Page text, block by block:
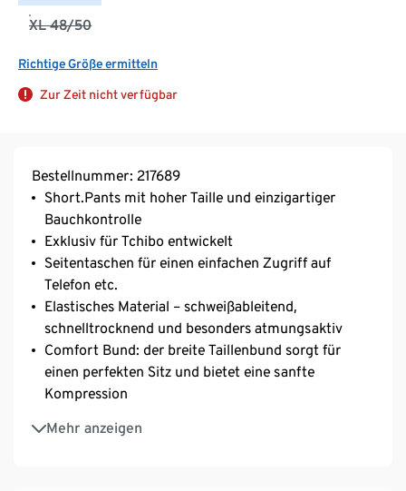
XL 48/50
Richtige Größe ermitteln
Zur Zeit nicht verfügbar
Bestellnummer: 217689
Short.Pants mit hoher Taille und einzigartiger
Bauchkontrolle
Exklusiv für Tchibo entwickelt
Seitentaschen für einen einfachen Zugriff auf
Telefon etc.
Elastisches Material – schweißableitend,
schnelltrocknend und besonders atmungsaktiv
Comfort Bund: der breite Taillenbund sorgt für
einen perfekten Sitz und bietet eine sanfte
Kompression
Mehr anzeigen
4-Wege-Stretchstoff für optimale
Bewegungsfreiheit